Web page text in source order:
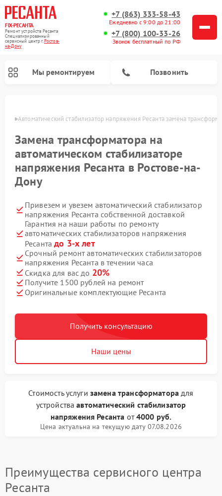
FIX-РЕСАНТА
Ремонт устройств Ресанта
Специализированный
cервисный центр г.Ростов-
на-Дону
+7 (863) 333-58-43
Ежедневно с 9:00 до 21:00
+7 (800) 100-33-26
Звонок бесплатный по РФ
Мы ремонтируем Позвонить
Дону Автоматический стабилизатор напряжения Ресанта замена
Замена трансформатора на
автоматическом стабилизаторе
напряжения Ресанта в Ростове-на-
Дону
Привезем и увезем автоматический стабилизатор
напряжения Ресанта собственной доставкой
Гарантия на наши работы по ремонту
автоматических стабилизаторов напряжения
Ресантадо 3-х лет
Срочный ремонт автоматических стабилизаторов
напряжения Ресанта в течении часа
Скидка для вас до 20%
Получите 1500 рублей на ремонт
Оригинальные комплектующие Ресанта
Получить консультацию
Наши цены
Стоимость услуги замена трансформатора для
устройстваавтоматический стабилизатор
напряжения Ресанта от4000 руб.
Цена актуальна на текущую дату 07.08.2026
Преимущества сервисного центра
Ресанта